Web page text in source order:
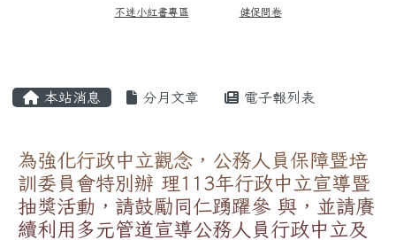
不迷小紅書專區 健促問卷
本站消息 分月文章 電子報列表
為強化行政中立觀念，公務人員保障暨培
訓委員會特別辦 理113年行政中立宣導暨
抽獎活動，請鼓勵同仁踴躍參 與，並請賡
續利用多元管道宣導公務人員行政中立及